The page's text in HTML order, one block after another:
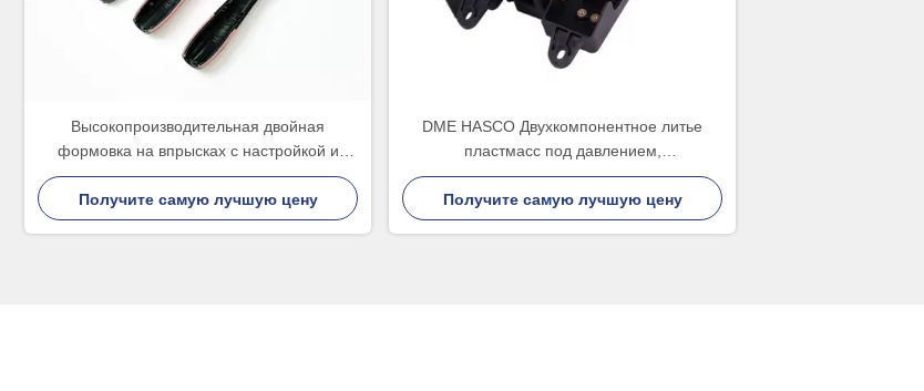
Высокопроизводительная двойная
формовка на впрысках с настройкой и
точностью для формовки на двойных
выстрелах
Получите самую лучшую цену
DME HASCO Двухкомпонентное литье
пластмасс под давлением,
двухкомпонентное литье под давлением,
высокая производительность
Получите самую лучшую цену